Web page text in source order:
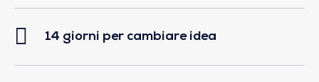
14 giorni per cambiare idea